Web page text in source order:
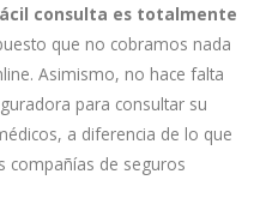
consulta es totalmente
que no cobramos nada
Asimismo, no hace falta
para consultar su
a diferencia de lo que
compañías de seguros